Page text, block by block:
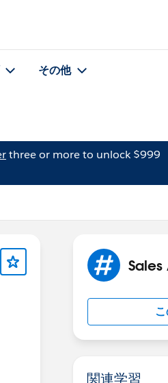
その他
three or more to unlock $999
関連学習